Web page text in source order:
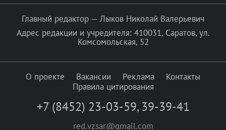
Главный редактор — Лыков Николай Валерьевич
Адрес редакции и учредителя: 410031, Саратов, ул.
Комсомольская, 52
О проекте Вакансии Реклама
Контакты
Правила цитирования
+7 (8452) 23-03-59, 39-39-41
red.vzsar@gmail.com